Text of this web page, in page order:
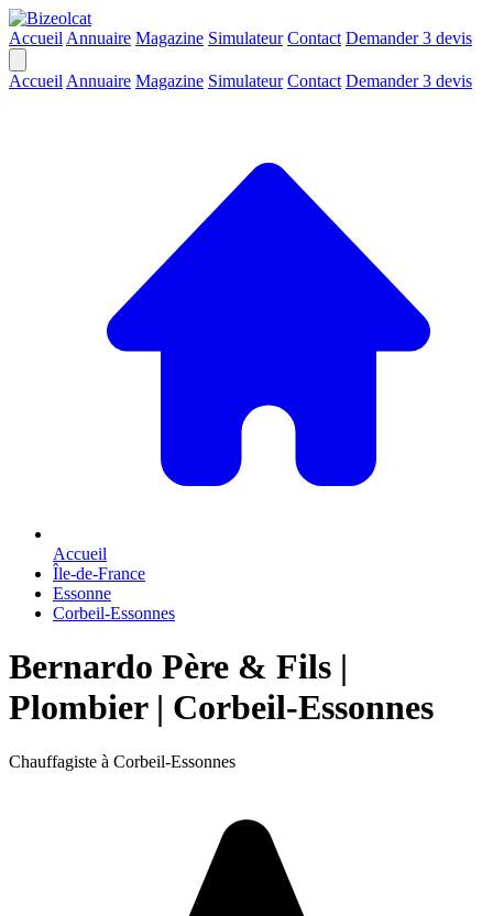
Accueil Annuaire Magazine Simulateur Contact Demander 3 devis
Accueil Annuaire Magazine Simulateur Contact Demander 3 devis
Accueil
Île-de-France
Essonne
Corbeil-Essonnes
Bernardo Père & Fils |
Plombier | Corbeil-Essonnes
Chauffagiste à Corbeil-Essonnes